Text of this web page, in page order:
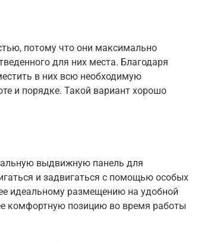
потому что они максимально
для них места. Благодаря
в них всю необходимую
и порядке. Такой вариант хорошо
выдвижную панель для
и задвигаться с помощью особых
идеальному размещению на удобной
комфортную позицию во время работы